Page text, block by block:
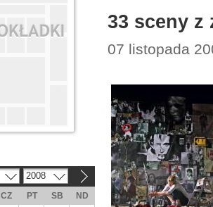
33 sceny z
07 listopada
2008
CZ PT SB
ND